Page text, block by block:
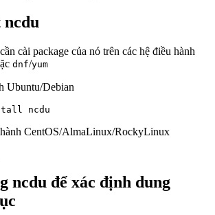
ncdu
cài package của nó trên các hệ điều hành
dnf/yum
Ubuntu/Debian
ncdu
CentOS/AlmaLinux/RockyLinux
ncdu để xác định dung